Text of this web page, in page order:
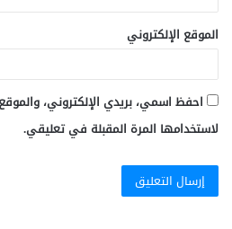
الموقع الإلكتروني
احفظ اسمي، بريدي الإلكتروني،
لاستخدامها المرة المقبلة في تعليقي.